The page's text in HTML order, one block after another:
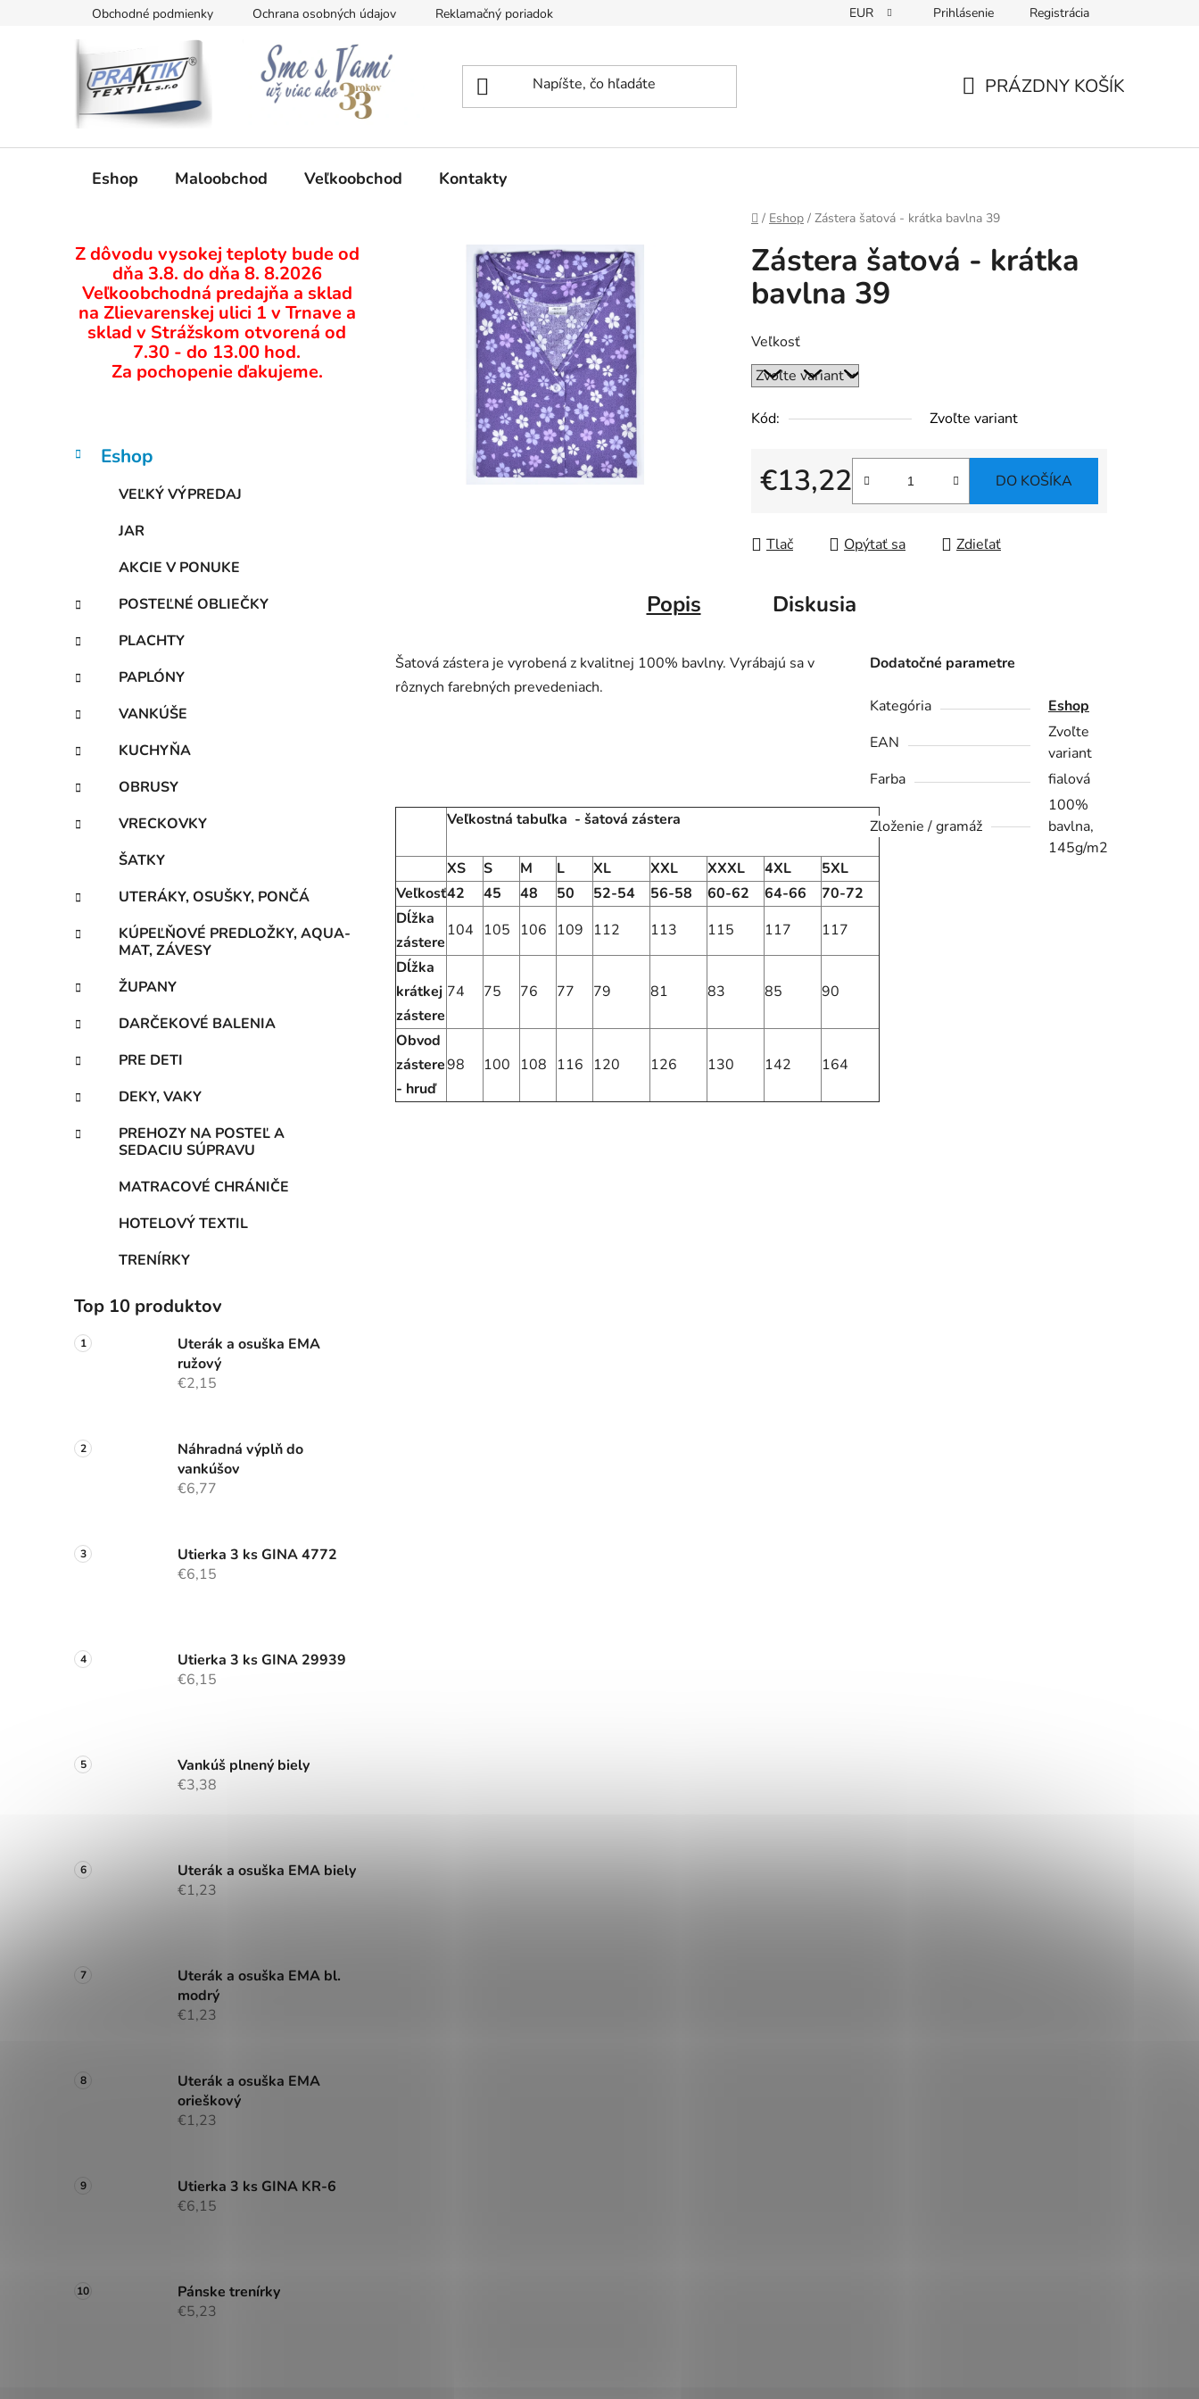
Obchodné podmienky Ochrana osobných údajov Reklamačný poriadok EUR Prihlásenie Registrácia
KOŠÍK
PRÁZDNY KOŠÍK
Eshop Maloobchod Veľkoobchod Kontakty
Domov
/ Eshop / Zástera šatová - krátka bavlna 39
o
č
n
l
Z dôvodu vysokej teploty bude od
dňa 3.8. do dňa 8. 8.2026
Veľkoobchodná predajňa a sklad
na Zlievarenskej ulici 1 v Trnave a
sklad v Strážskom otvorená od
7.30 - do 13.00 hod.
Za pochopenie ďakujeme.
Preskočiť
kategórie
K
a
e
Eshop
VEĽKÝ VÝPREDAJ
JAR
AKCIE V PONUKE
POSTEĽNÉ OBLIEČKY
PLACHTY
PAPLÓNY
VANKÚŠE
KUCHYŇA
OBRUSY
VRECKOVKY
ŠATKY
UTERÁKY, OSUŠKY, PONČÁ
KÚPEĽŇOVÉ PREDLOŽKY, AQUA-
MAT, ZÁVESY
ŽUPANY
DARČEKOVÉ BALENIA
PRE DETI
DEKY, VAKY
PREHOZY NA POSTEĽ A
SEDACIU SÚPRAVU
MATRACOVÉ CHRÁNIČE
HOTELOVÝ TEXTIL
TRENÍRKY
Top 10 produktov
Uterák a osuška EMA
ružový
€2,15
Náhradná výplň do
vankúšov
€6,77
Utierka 3 ks GINA 4772
€6,15
Utierka 3 ks GINA 29939
€6,15
Vankúš plnený biely
€3,38
Uterák a osuška EMA biely
€1,23
Uterák a osuška EMA bl.
modrý
€1,23
Uterák a osuška EMA
orieškový
€1,23
Utierka 3 ks GINA KR-6
€6,15
Pánske trenírky
€5,23
Zástera šatová - krátka
bavlna 39
Veľkosť
Kód: Zvoľte variant
€13,22
Jednotková cena:
DO KOŠÍKA
Tlač Opýtať sa Zdieľať
Popis Diskusia
Šatová zástera je vyrobená z kvalitnej 100% bavlny. Vyrábajú sa v
rôznych farebných prevedeniach.
Veľkostná tabuľka - šatová zástera
XS S M L XL XXL XXXL 4XL
5XL
Veľkosť42 45 48 50 52-54 56-58 60-62 64-66
70-72
Dĺžka
zástere
104 105 106 109 112 113 115 117
117
Dĺžka
krátkej
zástere
74 75 76 77 79 81 83 85 90
Obvod
zástere
- hruď
98 100 108 116 120 126 130 142 164
Dodatočné parametre
Kategória
Eshop
EAN
Zvoľte
variant
Farba
fialová
Zloženie / gramáž
100%
bavlna,
145g/m2